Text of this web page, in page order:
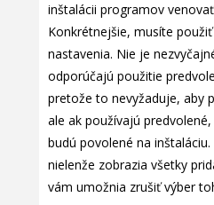
inštalácii programov
Konkrétnejšie, musíte
nastavenia. Nie je
odporúčajú použitie
pretože to nevyžaduje, aby
ale ak používajú
budú povolené na
nielenže zobrazia všetky
vám umožnia zrušiť výber